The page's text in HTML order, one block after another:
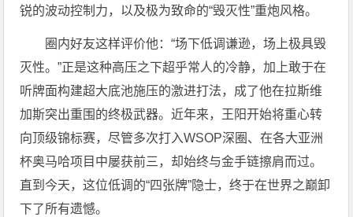
锐的波动控制力，以及极为致命的“毁灭性”重炮风格。
圈内好友这样评价他：“场下低调谦逊，场上极具毁
灭性。”正是这种高压之下超乎常人的冷静，加上敢于在
听牌面构建超大底池施压的激进打法，成了他在拉斯维
加斯突出重围的终极武器。近年来，王阳开始将重心转
向顶级锦标赛，尽管多次打入WSOP深圈、在各大亚洲
杯奥马哈项目中屡获前三，却始终与金手链擦肩而过。
直到今天，这位低调的“四张牌”隐士，终于在世界之巅卸
下了所有遗憾。